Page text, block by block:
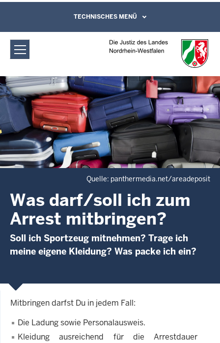
Die Jugendarrestanstalten in Nordrhein-
Westfalen: Was darf/soll ich zum Arrest
mitbringen?
Direkt zum Inhalt
Leichte Sprache, Gebärdensprachenvideo
und Kontaktformular
TECHNISCHES MENÜ
Quelle: panthermedia.net/areadeposit
Was darf/soll ich zum
Arrest mitbringen?
Soll ich Sportzeug mitnehmen? Trage ich
meine eigene Kleidung? Was packe ich ein?
Mitbringen darfst Du in jedem Fall:
Die Ladung sowie Personalausweis.
Kleidung ausreichend für die Arrestdauer